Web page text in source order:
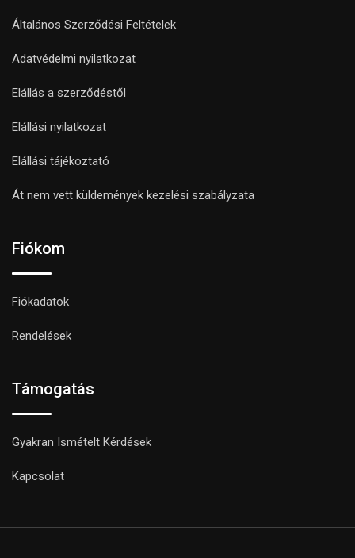
Általános Szerződési Feltételek
Adatvédelmi nyilatkozat
Elállás a szerződéstől
Elállási nyilatkozat
Elállási tájékoztató
Át nem vett küldemények kezelési szabályzata
Fiókom
Fiókadatok
Rendelések
Támogatás
Gyakran Ismételt Kérdések
Kapcsolat